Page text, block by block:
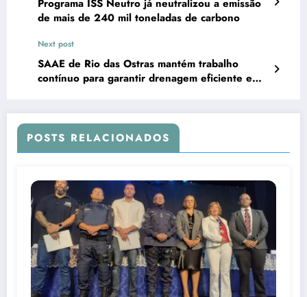
Programa ISS Neutro já neutralizou a emissão
de mais de 240 mil toneladas de carbono
Next post
SAAE de Rio das Ostras mantém trabalho
contínuo para garantir drenagem eficiente e
POSTS RELACIONADOS